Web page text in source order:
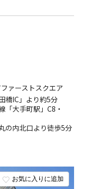
お気に入りに追加
ァーストスクエア
橋IC」より約5分
「大手町駅」C8・
の内北口より徒歩5分